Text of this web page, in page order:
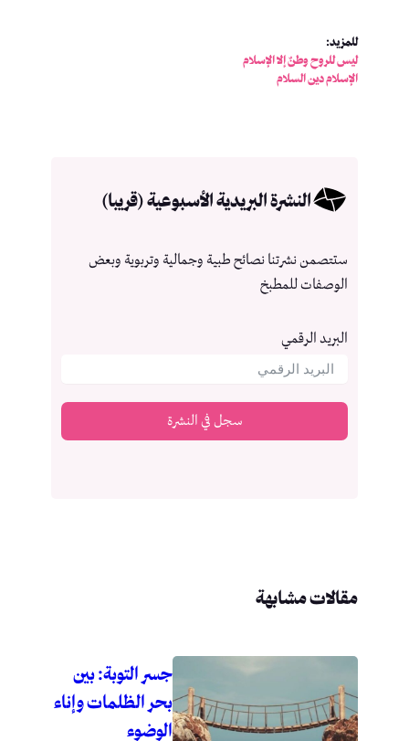
للمزيد:
ليس للروح وطنٌ إلا الإسلام
الإسلام دين السلام
النشرة البريدية الأسبوعية (قريبا)
ستتصمن نشرتنا نصائح طبية وجمالية وتربوية وبعض
الوصفات للمطبخ
البريد الرقمي
سجل في النشرة
مقالات مشابهة
جسر التوبة: بين
بحر الظلمات وإناء
الوضوء